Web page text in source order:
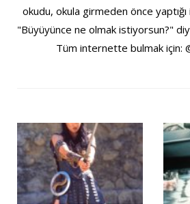
okudu, okula girmeden önce yaptığı
"Büyüyünce ne olmak istiyorsun?"
Tüm internette bulmak için: